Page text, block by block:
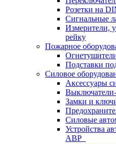
Розетки на
Сигнальные
Измерители,
рейку
Пожарное
Подставки
Силовое
Аксессуары
Замки и
Силовые
Устройства
АВР